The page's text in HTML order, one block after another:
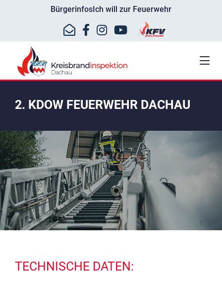
BürgerinfosIch will zur Feuerwehr
2. KDOW FEUERWEHR DACHAU
TECHNISCHE DATEN: